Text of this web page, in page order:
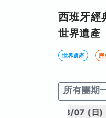
西班牙經
世界遺產
世界遺產 歷
所有團期
2027/03/07 (日)